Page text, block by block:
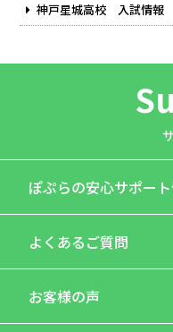
神戸星城高校 入試情報
ぽぷらの安心サポー
よくあるご質問
お客様の声